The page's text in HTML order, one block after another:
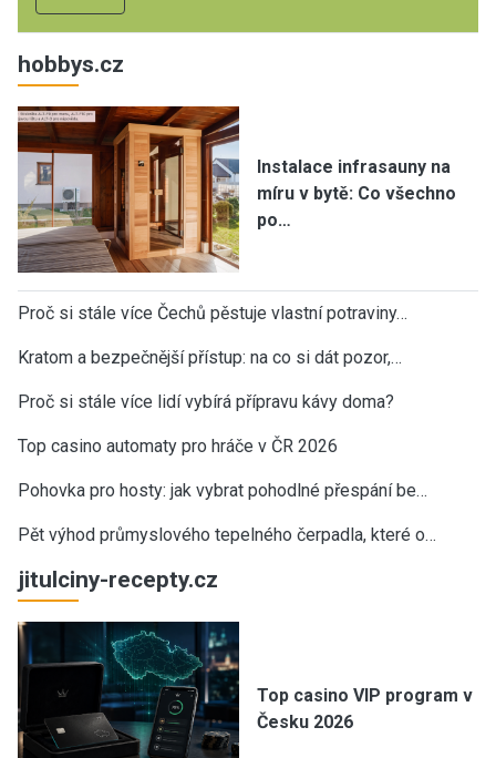
hobbys.cz
Instalace infrasauny na
míru v bytě: Co všechno
po…
Proč si stále více Čechů pěstuje vlastní potraviny…
Kratom a bezpečnější přístup: na co si dát pozor,…
Proč si stále více lidí vybírá přípravu kávy doma?
Top casino automaty pro hráče v ČR 2026
Pohovka pro hosty: jak vybrat pohodlné přespání be…
Pět výhod průmyslového tepelného čerpadla, které o…
jitulciny-recepty.cz
Top casino VIP program v
Česku 2026